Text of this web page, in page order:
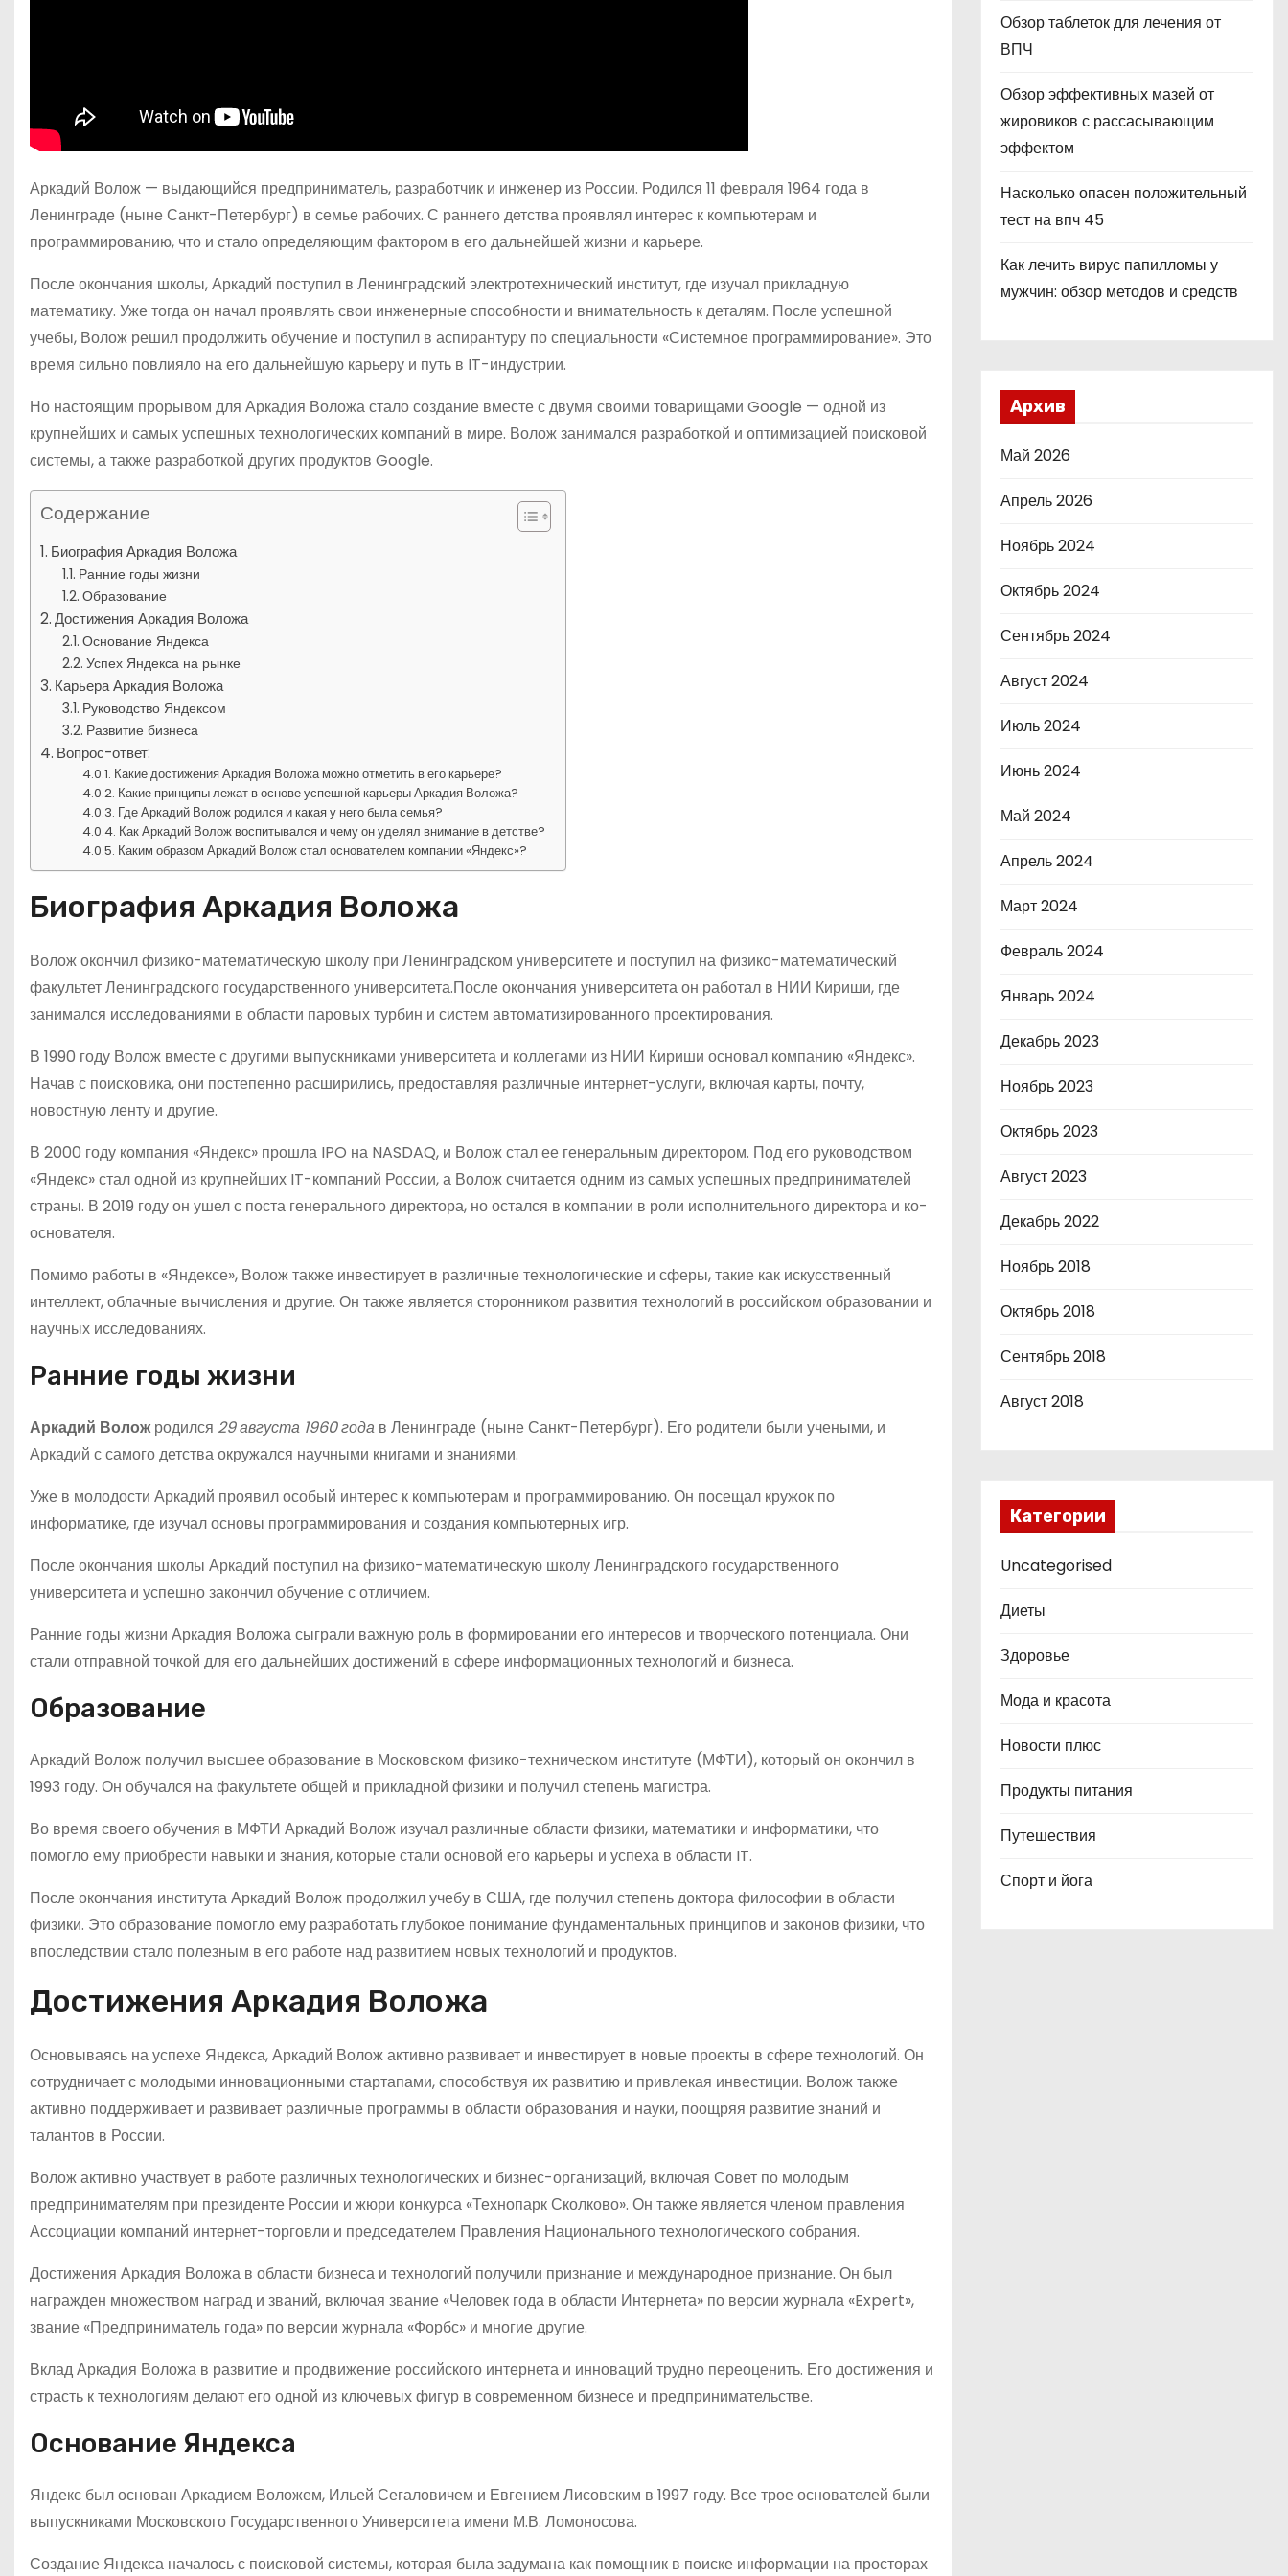
Аркадий Волож — выдающийся предприниматель, разработчик и инженер из России. Родился 11 февраля 1964 года в
Ленинграде (ныне Санкт-Петербург) в семье рабочих. С раннего детства проявлял интерес к компьютерам и
программированию, что и стало определяющим фактором в его дальнейшей жизни и карьере.
После окончания школы, Аркадий поступил в Ленинградский электротехнический институт, где изучал прикладную
математику. Уже тогда он начал проявлять свои инженерные способности и внимательность к деталям. После успешной
учебы, Волож решил продолжить обучение и поступил в аспирантуру по специальности «Системное программирование». Это
время сильно повлияло на его дальнейшую карьеру и путь в IT-индустрии.
Но настоящим прорывом для Аркадия Воложа стало создание вместе с двумя своими товарищами Google — одной из
крупнейших и самых успешных технологических компаний в мире. Волож занимался разработкой и оптимизацией поисковой
системы, а также разработкой других продуктов Google.
Содержание
Биография Аркадия Воложа
Ранние годы жизни
Образование
Достижения Аркадия Воложа
Основание Яндекса
Успех Яндекса на рынке
Карьера Аркадия Воложа
Руководство Яндексом
Развитие бизнеса
Вопрос-ответ:
Какие достижения Аркадия Воложа можно отметить в его карьере?
Какие принципы лежат в основе успешной карьеры Аркадия Воложа?
Где Аркадий Волож родился и какая у него была семья?
Как Аркадий Волож воспитывался и чему он уделял внимание в детстве?
Каким образом Аркадий Волож стал основателем компании «Яндекс»?
Биография Аркадия Воложа
Волож окончил физико-математическую школу при Ленинградском университете и поступил на физико-математический
факультет Ленинградского государственного университета.После окончания университета он работал в НИИ Кириши, где
занимался исследованиями в области паровых турбин и систем автоматизированного проектирования.
В 1990 году Волож вместе с другими выпускниками университета и коллегами из НИИ Кириши основал компанию «Яндекс».
Начав с поисковика, они постепенно расширились, предоставляя различные интернет-услуги, включая карты, почту,
новостную ленту и другие.
В 2000 году компания «Яндекс» прошла IPO на NASDAQ, и Волож стал ее генеральным директором. Под его руководством
«Яндекс» стал одной из крупнейших IT-компаний России, а Волож считается одним из самых успешных предпринимателей
страны. В 2019 году он ушел с поста генерального директора, но остался в компании в роли исполнительного директора и ко-
основателя.
Помимо работы в «Яндексе», Волож также инвестирует в различные технологические и сферы, такие как искусственный
интеллект, облачные вычисления и другие. Он также является сторонником развития технологий в российском образовании и
научных исследованиях.
Ранние годы жизни
Аркадий Воложродился 29 августа 1960 года в Ленинграде (ныне Санкт-Петербург). Его родители были учеными, и
Аркадий с самого детства окружался научными книгами и знаниями.
Уже в молодости Аркадий проявил особый интерес к компьютерам и программированию. Он посещал кружок по
информатике, где изучал основы программирования и создания компьютерных игр.
После окончания школы Аркадий поступил на физико-математическую школу Ленинградского государственного
университета и успешно закончил обучение с отличием.
Ранние годы жизни Аркадия Воложа сыграли важную роль в формировании его интересов и творческого потенциала. Они
стали отправной точкой для его дальнейших достижений в сфере информационных технологий и бизнеса.
Образование
Аркадий Волож получил высшее образование в Московском физико-техническом институте (МФТИ), который он окончил в
1993 году. Он обучался на факультете общей и прикладной физики и получил степень магистра.
Во время своего обучения в МФТИ Аркадий Волож изучал различные области физики, математики и информатики, что
помогло ему приобрести навыки и знания, которые стали основой его карьеры и успеха в области IT.
После окончания института Аркадий Волож продолжил учебу в США, где получил степень доктора философии в области
физики. Это образование помогло ему разработать глубокое понимание фундаментальных принципов и законов физики, что
впоследствии стало полезным в его работе над развитием новых технологий и продуктов.
Достижения Аркадия Воложа
Основываясь на успехе Яндекса, Аркадий Волож активно развивает и инвестирует в новые проекты в сфере технологий. Он
сотрудничает с молодыми инновационными стартапами, способствуя их развитию и привлекая инвестиции. Волож также
активно поддерживает и развивает различные программы в области образования и науки, поощряя развитие знаний и
талантов в России.
Волож активно участвует в работе различных технологических и бизнес-организаций, включая Совет по молодым
предпринимателям при президенте России и жюри конкурса «Технопарк Сколково». Он также является членом правления
Ассоциации компаний интернет-торговли и председателем Правления Национального технологического собрания.
Достижения Аркадия Воложа в области бизнеса и технологий получили признание и международное признание. Он был
награжден множеством наград и званий, включая звание «Человек года в области Интернета» по версии журнала «Expert»,
звание «Предприниматель года» по версии журнала «Форбс» и многие другие.
Вклад Аркадия Воложа в развитие и продвижение российского интернета и инноваций трудно переоценить. Его достижения и
страсть к технологиям делают его одной из ключевых фигур в современном бизнесе и предпринимательстве.
Основание Яндекса
Яндекс был основан Аркадием Воложем, Ильей Сегаловичем и Евгением Лисовским в 1997 году. Все трое основателей были
выпускниками Московского Государственного Университета имени М.В. Ломоносова.
Создание Яндекса началось с поисковой системы, которая была задумана как помощник в поиске информации на просторах
Обзор таблеток для лечения от
ВПЧ
Обзор эффективных мазей от
жировиков с рассасывающим
эффектом
Насколько опасен положительный
тест на впч 45
Как лечить вирус папилломы у
мужчин: обзор методов и средств
Архив
Май 2026
Апрель 2026
Ноябрь 2024
Октябрь 2024
Сентябрь 2024
Август 2024
Июль 2024
Июнь 2024
Май 2024
Апрель 2024
Март 2024
Февраль 2024
Январь 2024
Декабрь 2023
Ноябрь 2023
Октябрь 2023
Август 2023
Декабрь 2022
Ноябрь 2018
Октябрь 2018
Сентябрь 2018
Август 2018
Категории
Uncategorised
Диеты
Здоровье
Мода и красота
Новости плюс
Продукты питания
Путешествия
Спорт и йога